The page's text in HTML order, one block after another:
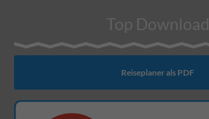
Top Download
Reiseplaner als PDF